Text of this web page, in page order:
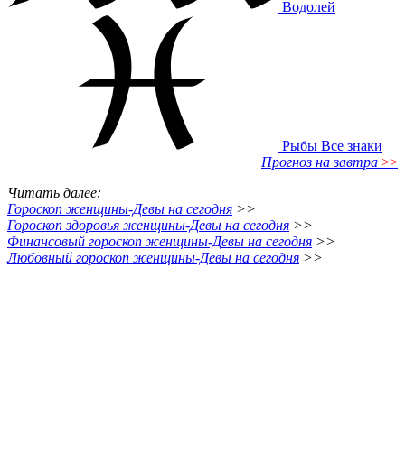
Водолей
Рыбы Все знаки
Прогноз на завтра >>
Читать далее:
Гороскоп женщины-Девы на сегодня >>
Гороскоп здоровья женщины-Девы на сегодня >>
Финансовый гороскоп женщины-Девы на сегодня >>
Любовный гороскоп женщины-Девы на сегодня >>